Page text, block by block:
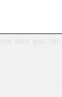
sehr gut. Im